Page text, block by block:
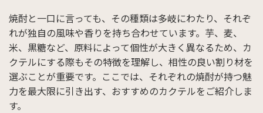
焼酎と一口に言っても、その種類は多岐にわたり、それぞ
れが独自の風味や香りを持ち合わせています。芋、麦、
米、黒糖など、原料によって個性が大きく異なるため、カ
クテルにする際もその特徴を理解し、相性の良い割り材を
選ぶことが重要です。ここでは、それぞれの焼酎が持つ魅
力を最大限に引き出す、おすすめのカクテルをご紹介しま
す。